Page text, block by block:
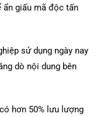
ẩn giấu mã độc tấn
sử dụng ngày nay
dò nội dung bên
hơn 50% lưu lượng